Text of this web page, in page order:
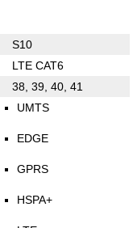
S10
LTE CAT6
38, 39, 40, 41
UMTS
EDGE
GPRS
HSPA+